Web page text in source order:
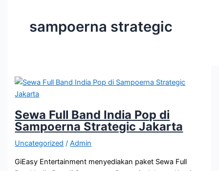
sampoerna strategic
Sewa Full Band India Pop di
Sampoerna Strategic Jakarta
Uncategorized /Admin
GiEasy Entertainment menyediakan paket Sewa Full